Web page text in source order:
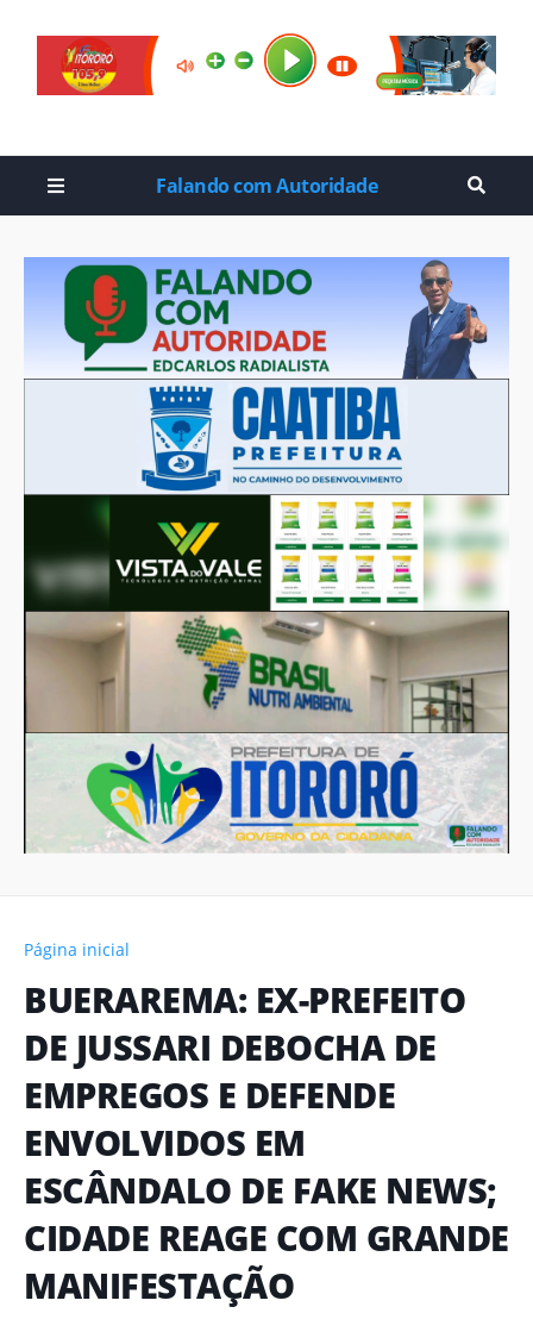
Falando com Autoridade
Página inicial
BUERAREMA: EX-PREFEITO
DE JUSSARI DEBOCHA DE
EMPREGOS E DEFENDE
ENVOLVIDOS EM
ESCÂNDALO DE FAKE NEWS;
CIDADE REAGE COM GRANDE
MANIFESTAÇÃO